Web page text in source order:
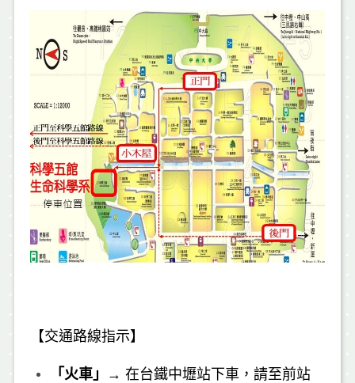
【交通路線指示】
「火車」 → 在台鐵中壢站下車，請至前站